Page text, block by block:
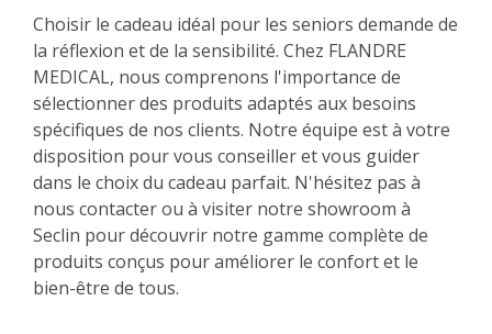
Choisir le cadeau idéal pour les seniors demande de
la réflexion et de la sensibilité. Chez FLANDRE
MEDICAL, nous comprenons l'importance de
sélectionner des produits adaptés aux besoins
spécifiques de nos clients. Notre équipe est à votre
disposition pour vous conseiller et vous guider
dans le choix du cadeau parfait. N'hésitez pas à
nous contacter ou à visiter notre showroom à
Seclin pour découvrir notre gamme complète de
produits conçus pour améliorer le confort et le
bien-être de tous.